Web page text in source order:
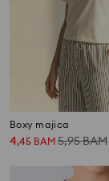
Boxy majica
4,45 BAM 5,95BAM